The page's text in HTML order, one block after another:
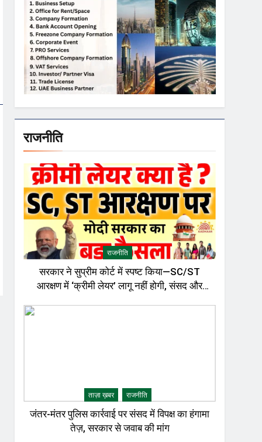
राजनीति
राजनीति
सरकार ने सुप्रीम कोर्ट में स्पष्ट किया—SC/ST
आरक्षण में ‘क्रीमी लेयर’ लागू नहीं होगी, संसद और
ताज़ा ख़बर राजनीति
जंतर-मंतर पुलिस कार्रवाई पर संसद में विपक्ष का हंगामा
तेज़, सरकार से जवाब की मांग